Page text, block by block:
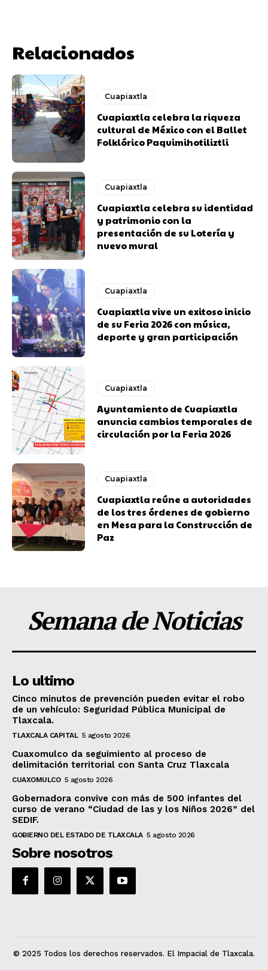
Relacionados
Cuapiaxtla
Cuapiaxtla celebra la riqueza
cultural de México con el Ballet
Folklórico Paquimihotiliztli
Cuapiaxtla
Cuapiaxtla celebra su identidad
y patrimonio con la
presentación de su Lotería y
nuevo mural
Cuapiaxtla
Cuapiaxtla vive un exitoso inicio
de su Feria 2026 con música,
deporte y gran participación
Cuapiaxtla
Ayuntamiento de Cuapiaxtla
anuncia cambios temporales de
circulación por la Feria 2026
Cuapiaxtla
Cuapiaxtla reúne a autoridades
de los tres órdenes de gobierno
en Mesa para la Construcción de
Paz
Semana de Noticias
Lo ultimo
Cinco minutos de prevención pueden evitar el robo
de un vehículo: Seguridad Pública Municipal de
Tlaxcala.
TLAXCALA CAPITAL 5 agosto 2026
Cuaxomulco da seguimiento al proceso de
delimitación territorial con Santa Cruz Tlaxcala
CUAXOMULCO 5 agosto 2026
Gobernadora convive con más de 500 infantes del
curso de verano “Ciudad de las y los Niños 2026” del
SEDIF.
GOBIERNO DEL ESTADO DE TLAXCALA 5 agosto 2026
Sobre nosotros
© 2025 Todos los derechos reservados. El Impacial de Tlaxcala.